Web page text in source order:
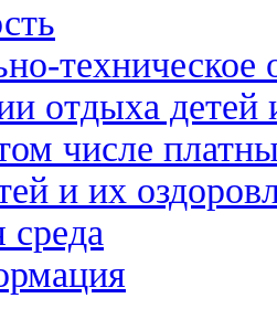
техническое
отдыха детей
числе
и их
среда